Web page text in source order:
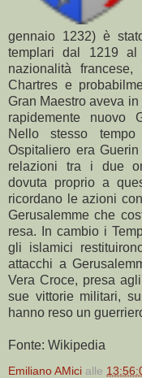
gennaio 1232) è
templari dal 1219
nazionalità
Chartres e
Gran Maestro aveva
rapidemente nuovo
Nello stesso
Ospitaliero era
relazioni tra i due
dovuta proprio a
ricordano le azioni
Gerusalemme che
resa. In cambio i
gli islamici
attacchi a
Vera Croce, presa
sue vittorie militari,
hanno reso un
Fonte: Wikipedia
Emiliano AMici alle